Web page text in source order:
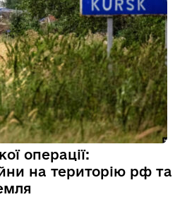
операції:
на територію рф та